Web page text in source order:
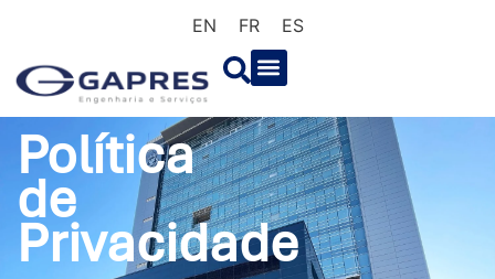
EN FR ES
Política
de
Privacidade